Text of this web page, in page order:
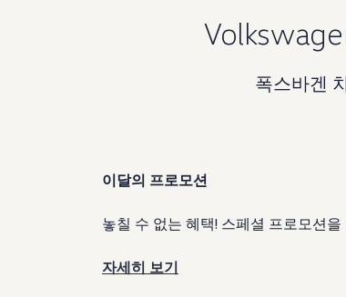
폭스바겐
이달의 프로모션
놓칠 수 없는 혜택! 스페셜 프로모션을
자세히 보기